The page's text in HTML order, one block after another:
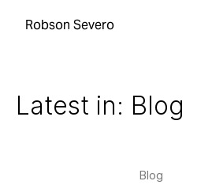
Robson Severo
Latest in: Blog
Blog